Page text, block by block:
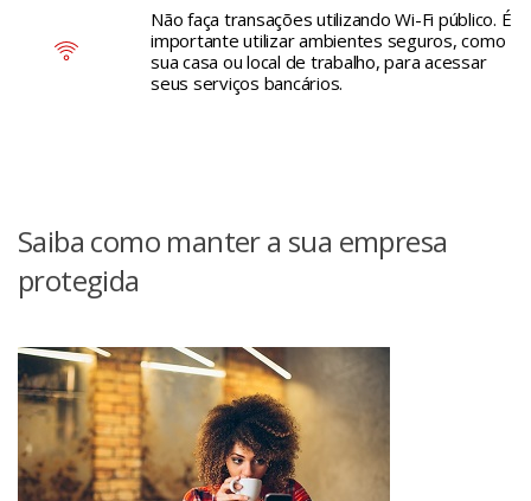
Não faça transações utilizando Wi-Fi público. É
importante utilizar ambientes seguros, como
sua casa ou local de trabalho, para acessar
seus serviços bancários.
Saiba como manter a sua empresa
protegida